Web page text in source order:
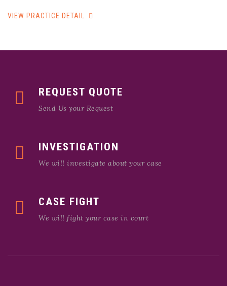
VIEW PRACTICE DETAIL
REQUEST QUOTE
Send Us your Request
INVESTIGATION
We will investigate about your case
CASE FIGHT
We will fight your case in court